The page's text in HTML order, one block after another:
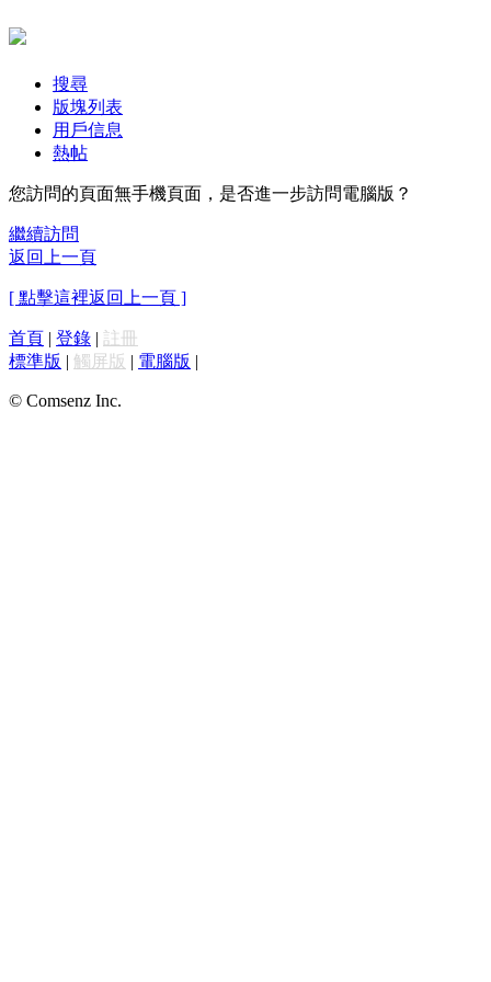
搜尋
版塊列表
用戶信息
熱帖
您訪問的頁面無手機頁面，是否進一步訪問電腦版？
繼續訪問
返回上一頁
[ 點擊這裡返回上一頁 ]
首頁 | 登錄 | 註冊
標準版 | 觸屏版 | 電腦版 |
© Comsenz Inc.